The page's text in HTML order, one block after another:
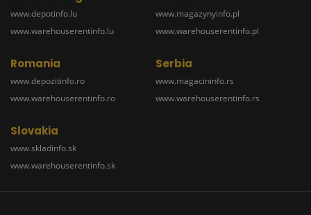
www.depotinfo.lu
www.warehouserentinfo.lu
www.magazynyinfo.pl
www.warehouserentinfo.pl
Romania
www.depozitinfo.ro
www.warehouserentinfo.ro
Serbia
www.magacininfo.rs
www.warehouserentinfo.rs
Slovakia
www.skladinfo.sk
www.warehouserentinfo.sk